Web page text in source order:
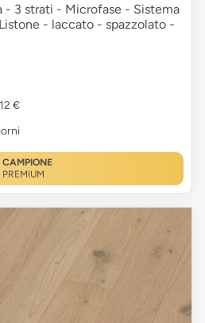
- 3 strati - Microfase - Sistema
- laccato - spazzolato -
€
CAMPIONE
PREMIUM